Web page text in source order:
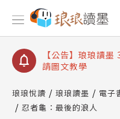
【公告】琅琅讀墨
【公告】琅琅讀墨
【公告】琅琅讀
請圖文教學
查詢
【公告】琅琅讀墨
琅琅悅讀 琅琅讀墨 電子
忍者龜：最後的浪人